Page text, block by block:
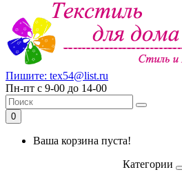
Пишите: tex54@list.ru
Пн-пт с 9-00 до 14-00
0
Ваша корзина пуста!
Категории